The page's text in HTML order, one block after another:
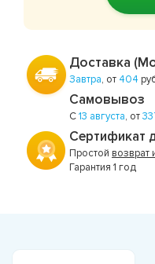
Доставка
Завтра, от 404
Самовывоз
С13 августа, от
Сертификат
Простой возврат
Гарантия 1 год